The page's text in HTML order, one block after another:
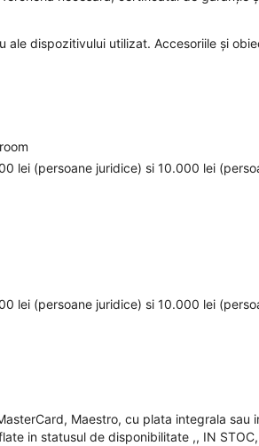
ale dispozitivului utilizat. Accesoriile și
lei (persoane juridice) si 10.000 lei
lei (persoane juridice) si 10.000 lei
Maestro, cu plata integrala sau
in statusul de disponibilitate ,, IN